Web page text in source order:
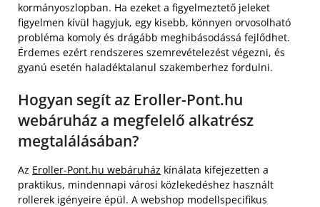
kormányoszlopban. Ha ezeket a figyelmeztető jeleket
figyelmen kívül hagyjuk, egy kisebb, könnyen orvosolható
probléma komoly és drágább meghibásodássá fejlődhet.
Érdemes ezért rendszeres szemrevételezést végezni, és
gyanú esetén haladéktalanul szakemberhez fordulni.
Hogyan segít az Eroller-Pont.hu
webáruház a megfelelő alkatrész
megtalálásában?
Az Eroller-Pont.hu webáruház kínálata kifejezetten a
praktikus, mindennapi városi közlekedéshez használt
rollerek igényeire épül. A webshop modellspecifikus